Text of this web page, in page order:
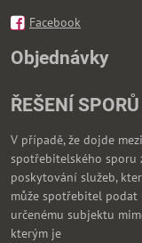
Facebook
Objednávky
ŘEŠENÍ SPORŮ
V případě, že dojde
spotřebitelského sporu
poskytování služeb,
může spotřebitel
určenému subjektu
kterým je